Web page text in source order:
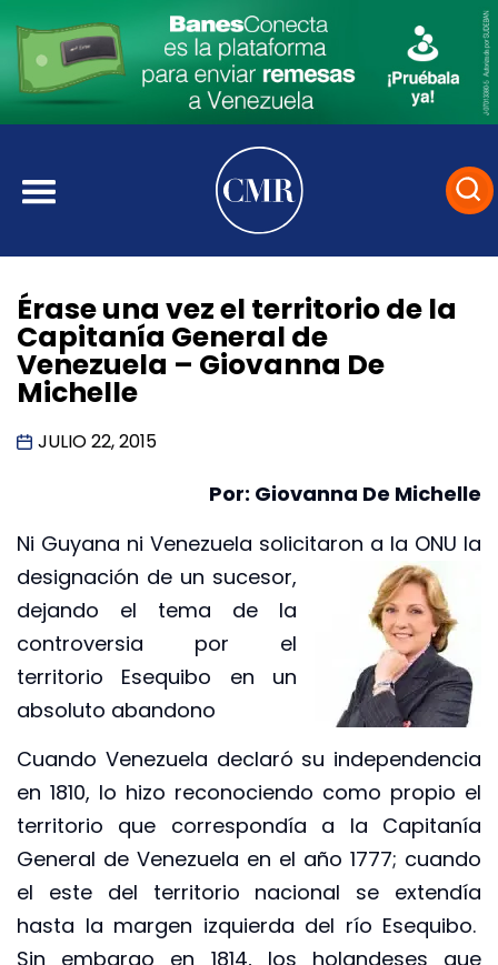
Érase una vez el territorio de la
Capitanía General de
Venezuela – Giovanna De
Michelle
JULIO 22, 2015
Por: Giovanna De Michelle
Ni Guyana ni Venezuela solicitaron a la ONU la
designación de un sucesor,
dejando el tema de la
controversia por el
territorio Esequibo en un
absoluto abandono
Cuando Venezuela declaró su independencia
en 1810, lo hizo reconociendo como propio el
territorio que correspondía a la Capitanía
General de Venezuela en el año 1777; cuando
el este del territorio nacional se extendía
hasta la margen izquierda del río Esequibo.
Sin embargo en 1814, los holandeses que